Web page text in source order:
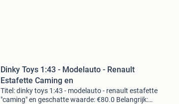
Dinky Toys 1:43 - Modelauto - Renault
Estafette Caming en
Titel: dinky toys 1:43 - modelauto - renault estafette
"caming" en geschatte waarde: €80.0 Belangrijk: